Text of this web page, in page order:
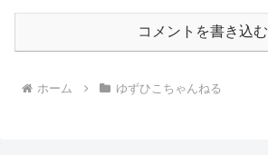
コメントを書き込む
ホーム ゆずひこちゃんねる